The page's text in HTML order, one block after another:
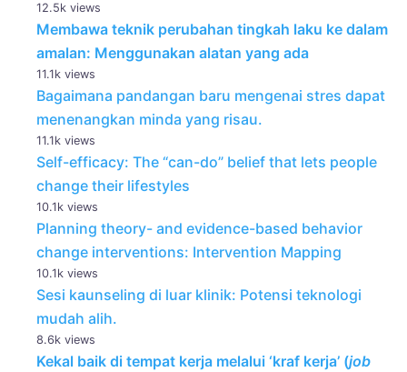
12.5k views
Membawa teknik perubahan tingkah laku ke dalam
amalan: Menggunakan alatan yang ada
11.1k views
Bagaimana pandangan baru mengenai stres dapat
menenangkan minda yang risau.
11.1k views
Self-efficacy: The “can-do” belief that lets people
change their lifestyles
10.1k views
Planning theory- and evidence-based behavior
change interventions: Intervention Mapping
10.1k views
Sesi kaunseling di luar klinik: Potensi teknologi
mudah alih.
8.6k views
Kekal baik di tempat kerja melalui ‘kraf kerja’ (job